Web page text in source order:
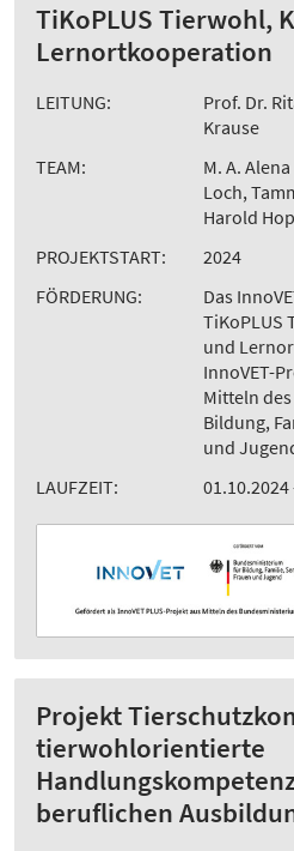
TiKoPLUS Tierwohl,
Lernortkooperation
LEITUNG:
Prof. Dr.
Krause
TEAM:
M. A.
Loch,
Harold
PROJEKTSTART:
2024
FÖRDERUNG:
Das
TiKoPLUS
und
InnoVET-
Mitteln
Bildung,
und
LAUFZEIT:
01.10.2024
Projekt
tierwohlorientierte
beruflichen